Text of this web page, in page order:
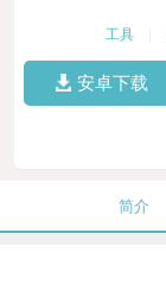
工具
安卓下载
简介